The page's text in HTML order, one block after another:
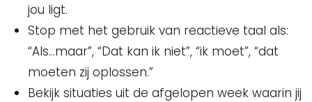
jou ligt.
Stop met het gebruik van reactieve taal als:
“Als…maar”, “Dat kan ik niet”, “ik moet”, “dat
moeten zij oplossen.”
Bekijk situaties uit de afgelopen week waarin jij